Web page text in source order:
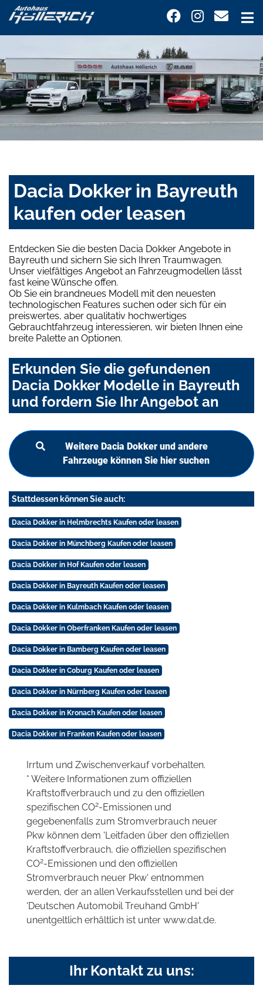
Dacia Dokker in Bayreuth
kaufen oder leasen
Entdecken Sie die besten Dacia Dokker Angebote in
Bayreuth und sichern Sie sich Ihren Traumwagen.
Unser vielfältiges Angebot an Fahrzeugmodellen lässt
fast keine Wünsche offen.
Ob Sie ein brandneues Modell mit den neuesten
technologischen Features suchen oder sich für ein
preiswertes, aber qualitativ hochwertiges
Gebrauchtfahrzeug interessieren, wir bieten Ihnen eine
breite Palette an Optionen.
Erkunden Sie die gefundenen
Dacia Dokker Modelle in Bayreuth
und fordern Sie Ihr Angebot an
Weitere Dacia Dokker und andere
Fahrzeuge können Sie hier suchen
Stattdessen können Sie auch:
Dacia Dokker in Helmbrechts Kaufen oder leasen
Dacia Dokker in Münchberg Kaufen oder leasen
Dacia Dokker in Hof Kaufen oder leasen
Dacia Dokker in Bayreuth Kaufen oder leasen
Dacia Dokker in Kulmbach Kaufen oder leasen
Dacia Dokker in Oberfranken Kaufen oder leasen
Dacia Dokker in Bamberg Kaufen oder leasen
Dacia Dokker in Coburg Kaufen oder leasen
Dacia Dokker in Nürnberg Kaufen oder leasen
Dacia Dokker in Kronach Kaufen oder leasen
Dacia Dokker in Franken Kaufen oder leasen
Irrtum und Zwischenverkauf vorbehalten.
* Weitere Informationen zum offiziellen
Kraftstoffverbrauch und zu den offiziellen
spezifischen CO2-Emissionen und
gegebenenfalls zum Stromverbrauch neuer
Pkw können dem 'Leitfaden über den offiziellen
Kraftstoffverbrauch, die offiziellen spezifischen
CO2-Emissionen und den offiziellen
Stromverbrauch neuer Pkw' entnommen
werden, der an allen Verkaufsstellen und bei der
'Deutschen Automobil Treuhand GmbH'
unentgeltlich erhältlich ist unter www.dat.de.
Ihr Kontakt zu uns: